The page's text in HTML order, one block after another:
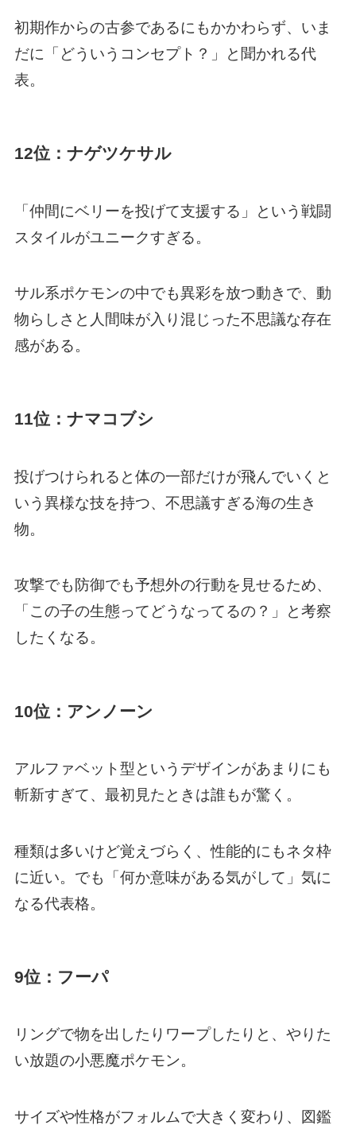
初期作からの古参であるにもかかわらず、いま
だに「どういうコンセプト？」と聞かれる代
表。
12位：ナゲツケサル
「仲間にベリーを投げて支援する」という戦闘
スタイルがユニークすぎる。
サル系ポケモンの中でも異彩を放つ動きで、動
物らしさと人間味が入り混じった不思議な存在
感がある。
11位：ナマコブシ
投げつけられると体の一部だけが飛んでいくと
いう異様な技を持つ、不思議すぎる海の生き
物。
攻撃でも防御でも予想外の行動を見せるため、
「この子の生態ってどうなってるの？」と考察
したくなる。
10位：アンノーン
アルファベット型というデザインがあまりにも
斬新すぎて、最初見たときは誰もが驚く。
種類は多いけど覚えづらく、性能的にもネタ枠
に近い。でも「何か意味がある気がして」気に
なる代表格。
9位：フーパ
リングで物を出したりワープしたりと、やりた
い放題の小悪魔ポケモン。
サイズや性格がフォルムで大きく変わり、図鑑